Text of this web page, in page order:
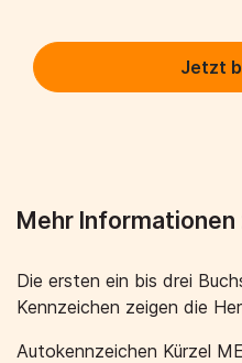
Jetzt
Mehr Informationen
Die ersten ein bis drei
Kennzeichen zeigen die
Autokennzeichen Kürzel